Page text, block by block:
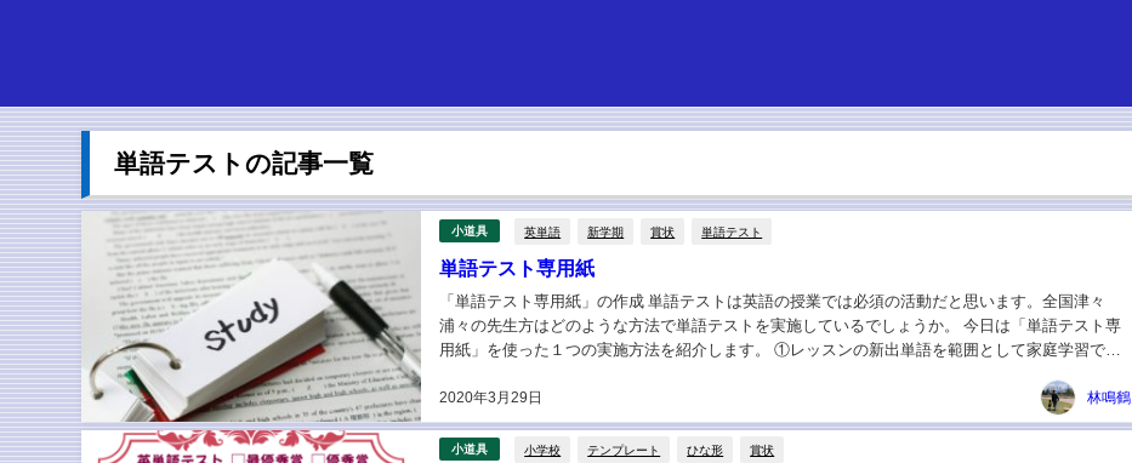
単語テストの記事一覧
小道具 英単語 新学期 賞状 単語テスト
単語テスト専用紙
2020年3月29日
「単語テスト専用紙」の作成 単語テストは英語の授業では必須の活動だと思います。全国津々
浦々の先生方はどのような方法で単語テストを実施しているでしょうか。 今日は「単語テスト専
用紙」を使った１つの実施方法を紹介します。 ①レッスンの新出単語を範囲として家庭学習で練
林鳴鶴
小道具 小学校 テンプレート ひな形 賞状